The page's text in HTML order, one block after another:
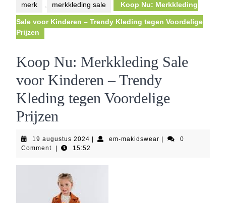
merk merkkleding sale Koop Nu: Merkkleding
Sale voor Kinderen – Trendy Kleding tegen Voordelige
Prijzen
Koop Nu: Merkkleding Sale
voor Kinderen – Trendy
Kleding tegen Voordelige
Prijzen
19 augustus 2024 19
augustus
em-makidswear em-
0
Comment
15:52